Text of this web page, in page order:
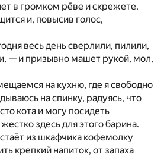
в громком рёве и скрежете.
и, повысив голос,
весь день сверлили, пилили,
— и призывно машет рукой, мол,
на кухню, где я свободно
на спинку, радуясь, что
кота и могу посидеть
здесь для этого барина.
из шкафчика кофемолку
крепкий напиток, от запаха